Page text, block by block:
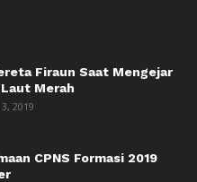
Firaun Saat Mengejar
Merah
2019
CPNS Formasi 2019